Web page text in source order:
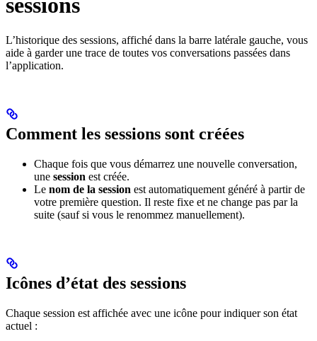
sessions
L’historique des sessions, affiché dans la barre latérale gauche, vous
aide à garder une trace de toutes vos conversations passées dans
l’application.
Comment les sessions sont créées
Chaque fois que vous démarrez une nouvelle conversation,
une session est créée.
Le nom de la session est automatiquement généré à partir de
votre première question. Il reste fixe et ne change pas par la
suite (sauf si vous le renommez manuellement).
Icônes d’état des sessions
Chaque session est affichée avec une icône pour indiquer son état
actuel :